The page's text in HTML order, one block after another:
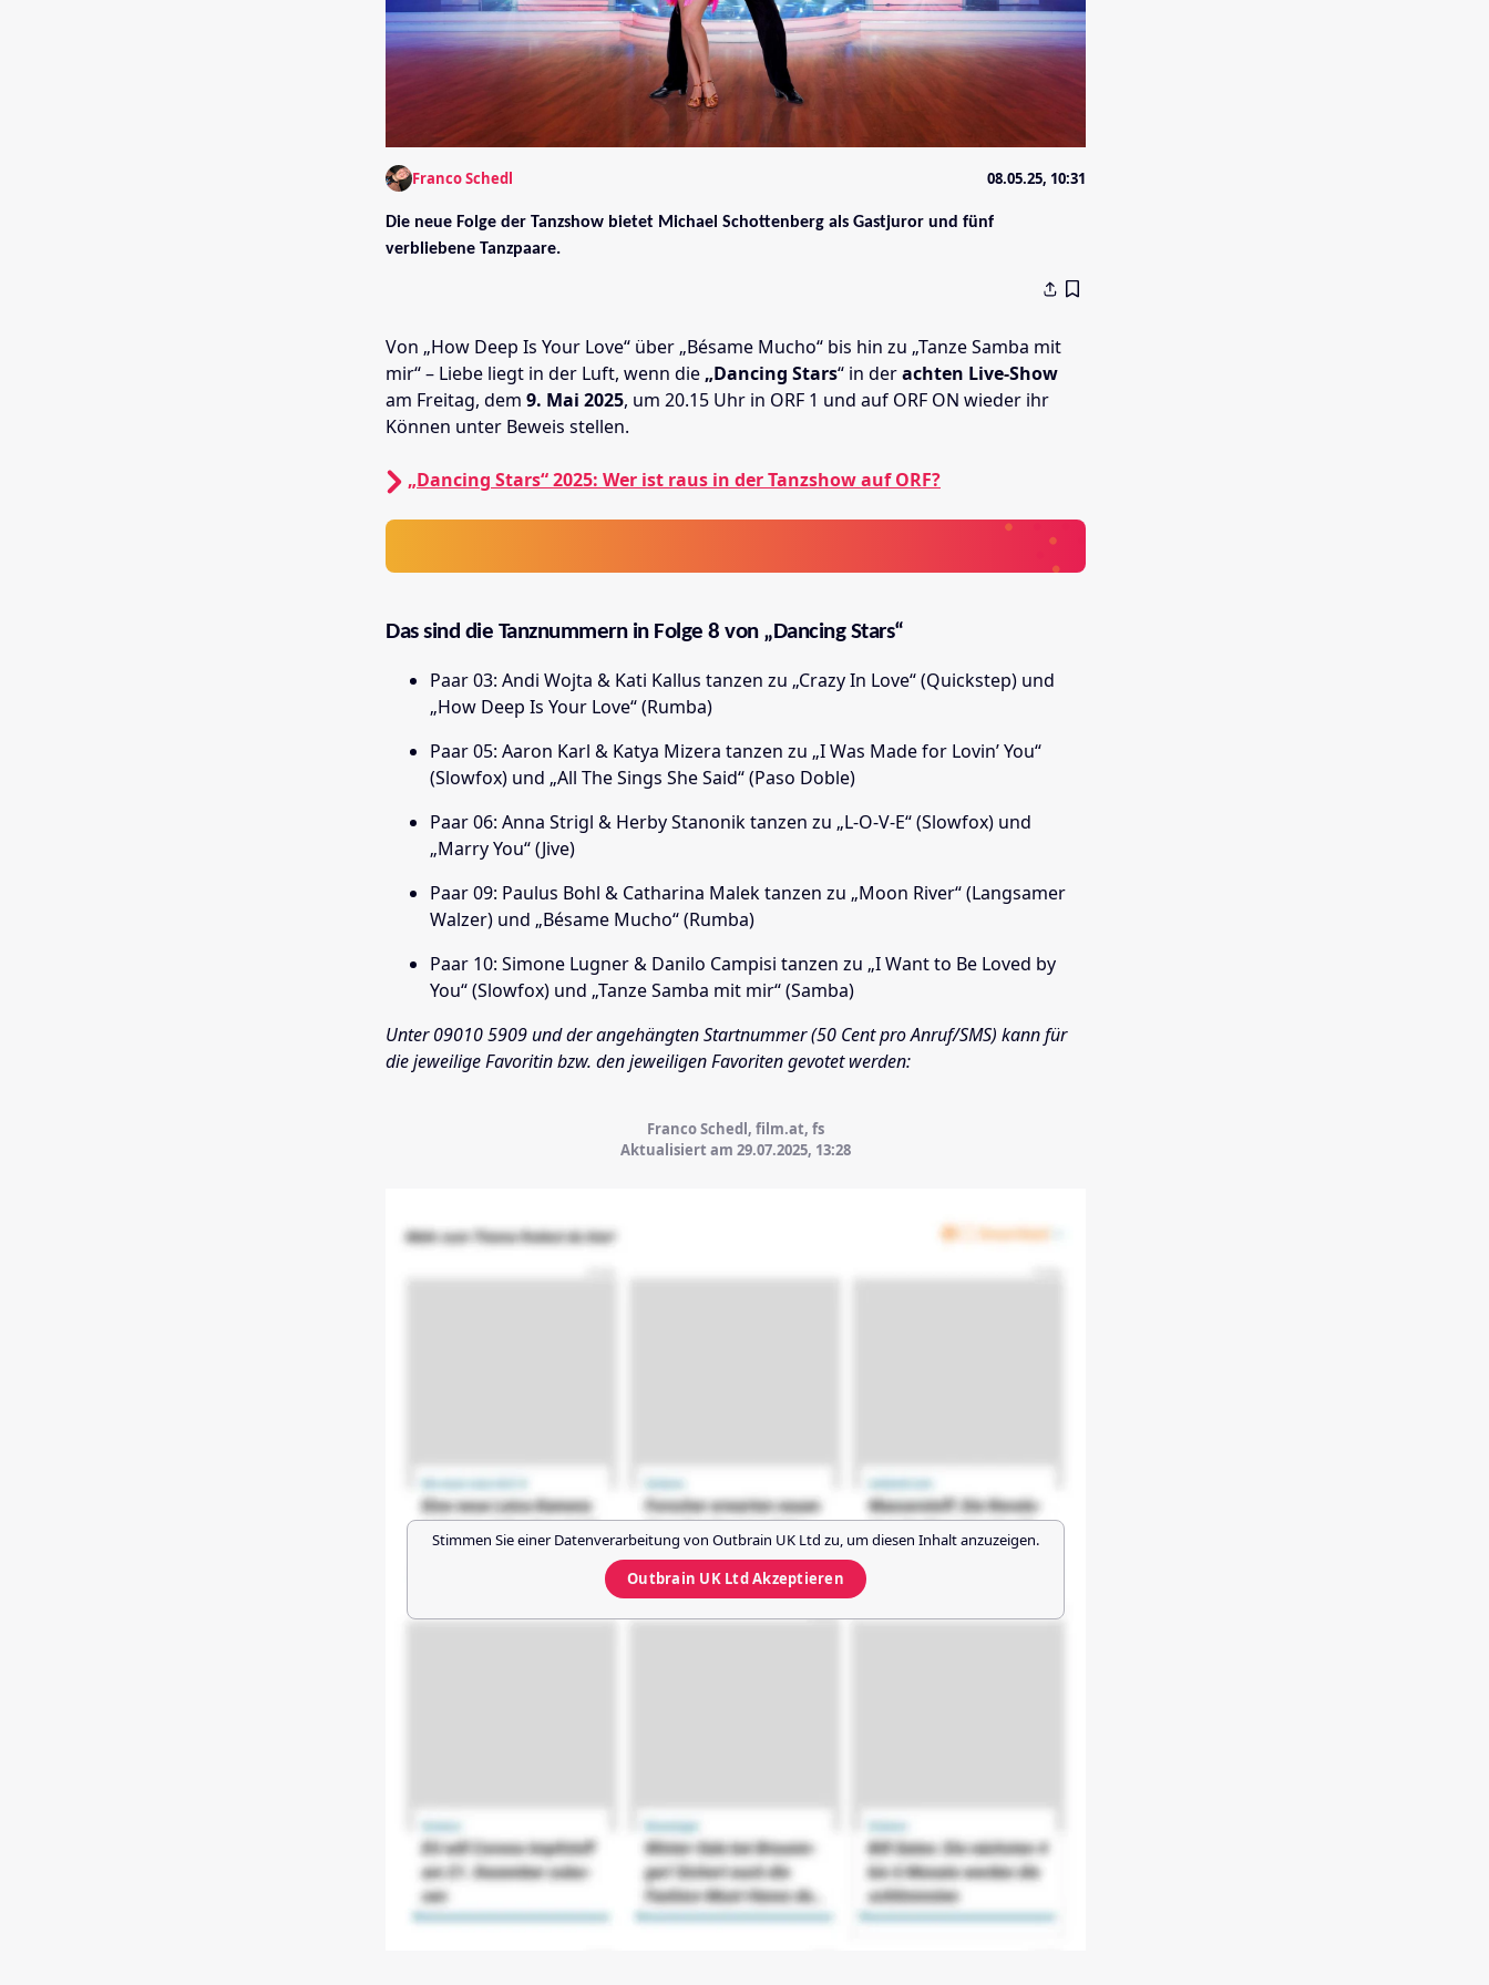
Franco Schedl 08.05.25, 10:31
Die neue Folge der Tanzshow bietet Michael Schottenberg als Gastjuror und fünf
verbliebene Tanzpaare.
Von „How Deep Is Your Love“ über „Bésame Mucho“ bis hin zu „Tanze Samba mit
mir“ – Liebe liegt in der Luft, wenn die „Dancing Stars“ in derachten Live-Show
am Freitag, dem 9. Mai 2025, um 20.15 Uhr in ORF 1 und auf ORF ON wieder ihr
Können unter Beweis stellen.
„Dancing Stars“ 2025: Wer ist raus in der Tanzshow auf ORF?
Das sind die Tanznummern in Folge 8 von „Dancing Stars“
Paar 03: Andi Wojta & Kati Kallus tanzen zu „Crazy In Love“ (Quickstep) und
„How Deep Is Your Love“ (Rumba)
Paar 05: Aaron Karl & Katya Mizera tanzen zu „I Was Made for Lovin’ You“
(Slowfox) und „All The Sings She Said“ (Paso Doble)
Paar 06: Anna Strigl & Herby Stanonik tanzen zu „L-O-V-E“ (Slowfox) und
„Marry You“ (Jive)
Paar 09: Paulus Bohl & Catharina Malek tanzen zu „Moon River“ (Langsamer
Walzer) und „Bésame Mucho“ (Rumba)
Paar 10: Simone Lugner & Danilo Campisi tanzen zu „I Want to Be Loved by
You“ (Slowfox) und „Tanze Samba mit mir“ (Samba)
Unter 09010 5909 und der angehängten Startnummer (50 Cent pro Anruf/SMS) kann für
die jeweilige Favoritin bzw. den jeweiligen Favoriten gevotet werden:
Franco Schedl, film.at, fs
Aktualisiert am 29.07.2025, 13:28
Stimmen Sie einer Datenverarbeitung von Outbrain UK Ltd zu, um diesen Inhalt anzuzeigen.
Outbrain UK LtdAkzeptieren